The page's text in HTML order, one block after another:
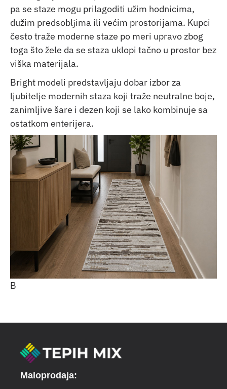
pa se staze mogu prilagoditi užim hodnicima,
dužim predsoblјima ili većim prostorijama. Kupci
često traže moderne staze po meri upravo zbog
toga što žele da se staza uklopi tačno u prostor bez
viška materijala.
Bright modeli predstavljaju dobar izbor za
ljubitelje modernih staza koji traže neutralne boje,
zanimljive šare i dezen koji se lako kombinuje sa
ostatkom enterijera.
B
Maloprodaja: